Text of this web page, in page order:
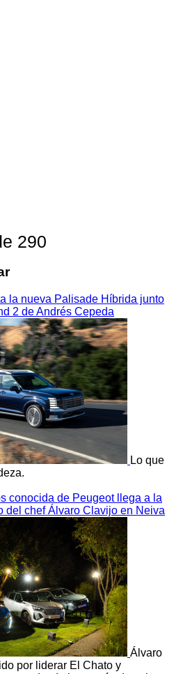
290
la nueva Palisade Híbrida junto
2 de Andrés Cepeda
Lo que
conocida de Peugeot llega a la
del chef Álvaro Clavijo en Neiva
Álvaro
por liderar El Chato y